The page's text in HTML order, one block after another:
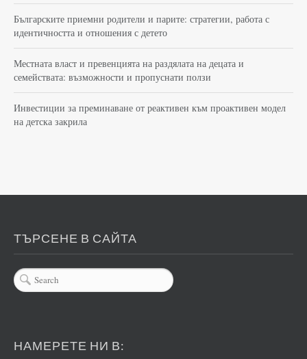
Българските приемни родители и парите: стратегии, работа с
идентичността и отношения с детето
Местната власт и превенцията на раздялата на децата и
семействата: възможности и пропуснати ползи
Инвестиции за преминаване от реактивен към проактивен модел
на детска закрила
ТЪРСЕНЕ В САЙТА
НАМЕРЕТЕ НИ В: